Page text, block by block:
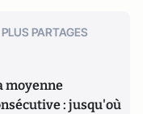
PLUS PARTAGES
moyenne
: jusqu'où